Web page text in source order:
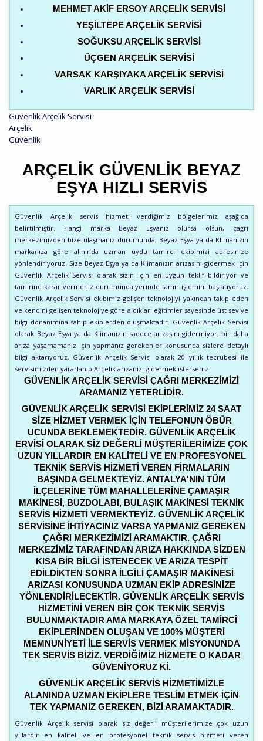
MEHMET AKIF ERSOY ARÇELIK SERVISI
YEŞILTEPE ARÇELIK SERVISI
SOĞUKSU ARÇELIK SERVISI
ÜÇGEN ARÇELIK SERVISI
VARSAK KARŞIYAKA ARÇELIK SERVISI
VARLIK ARÇELIK SERVISI
Güvenlik Arçelik Servisi
Arçelik
Güvenlik
ARÇELIK GÜVENLIK BEYAZ
EŞYA HIZLI SERVIS
Güvenlik Arçelik servis hizmeti verdiğimiz bölgelerimiz aşağıda
belirtilmiştir. Hangi marka Beyaz Eşyanız olursa olsun, çağrı
merkezimizden bize ulaşmanız durumunda, Beyaz Eşya ya da Klimanızın
markanıza göre alınında uzman uydu tamirci ekibimizi adresinize
yönlendiriyoruz. Size Beyaz Eşya ya da Klimanızın arızasını gidermek için
Güvenlik Arçelik Servisi olarak sizin için en uygun teklif bildiriyor ve
tamirine karar vermeniz durumunda yerinde tamir işlemini başlatıyoruz.
Güvenlik Arçelik Servisi ekibimiz gelişen teknolojiyi yakından takip eden
ve kendini gelişen teknolojiye göre aldıkları eğitimler sayesinde üst seviye
bilgi donanımına sahip ekiplerden oluşmaktadır. Güvenlik Arçelik Servisi
olarak Beyaz Eşya ya da Klimanızın sadece arızasını gidermiyor, bir daha
arıza yaşamamanız için yapmanız gerekenler konusunda sizlere detaylı
bilgi aktarıyoruz. Güvenlik Arçelik Servisi olarak 20 yıllık tecrübesi ile
servisimizden yararlanıp Arçelik arızanızı gidermek isterseniz
GÜVENLIK ARÇELIK SERVISI ÇAĞRI MERKEZIMIZI
ARAMANIZ YETERLIDIR.
GÜVENLIK ARÇELIK SERVISI EKIPLERIMIZ 24 SAAT
SIZE HIZMET VERMEK IÇIN TELEFONUN ÖBÜR
UCUNDA BEKLEMEKTEDIR. GÜVENLIK ARÇELIK
ERVISI OLARAK SIZ DEĞERLI MÜŞTERILERIMIZE ÇOK
UZUN YILLARDIR EN KALITELI VE EN PROFESYONEL
TEKNIK SERVIS HIZMETI VEREN FIRMALARIN
BAŞINDA GELMEKTEYIZ. ANTALYA'NIN TÜM
ILÇELERINE TÜM MAHALLELERINE ÇAMAŞIR
MAKINESI, BUZDOLABI, BULAŞIK MAKINESI TEKNIK
SERVIS HIZMETI VERMEKTEYIZ. GÜVENLIK ARÇELIK
SERVISINE IHTIYACINIZ VARSA YAPMANIZ GEREKEN
ÇAĞRI MERKEZIMIZI ARAMAKTIR. ÇAĞRI
MERKEZIMIZ TARAFINDAN ARIZA HAKKINDA SIZDEN
KISA BIR BILGI ISTENECEK VE ARIZA TESPIT
EDILDIKTEN SONRA ILGILI ÇAMAŞIR MAKINESI
ARIZASI KONUSUNDA UZMAN EKIP ADRESINIZE
YÖNLENDIRILECEKTIR. GÜVENLIK ARÇELIK SERVIS
HIZMETINI VEREN BIR ÇOK TEKNIK SERVIS
BULUNMAKTADIR AMA MARKAYA ÖZEL TAMIRCI
EKIPLERINDEN OLUŞAN VE 100% MÜŞTERI
MEMNUNIYETI ILE SERVIS VERMEK MISYONUNDA
TEK SERVIS BIZIZ. VERDIĞIMIZ HIZMETE O KADAR
GÜVENIYORUZ KI.
GÜVENLIK ARÇELIK SERVIS HIZMETIMIZLE
ALANINDA UZMAN EKIPLERE TESLIM ETMEK IÇIN
TEK YAPMANIZ GEREKEN, BIZI ARAMAKTADIR.
Güvenlik Arçelik servisi olarak siz değerli müşterilerimize çok uzun
yıllardır en kaliteli ve en profesyonel teknik servis hizmeti veren